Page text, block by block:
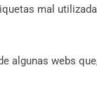
mal
algunas webs